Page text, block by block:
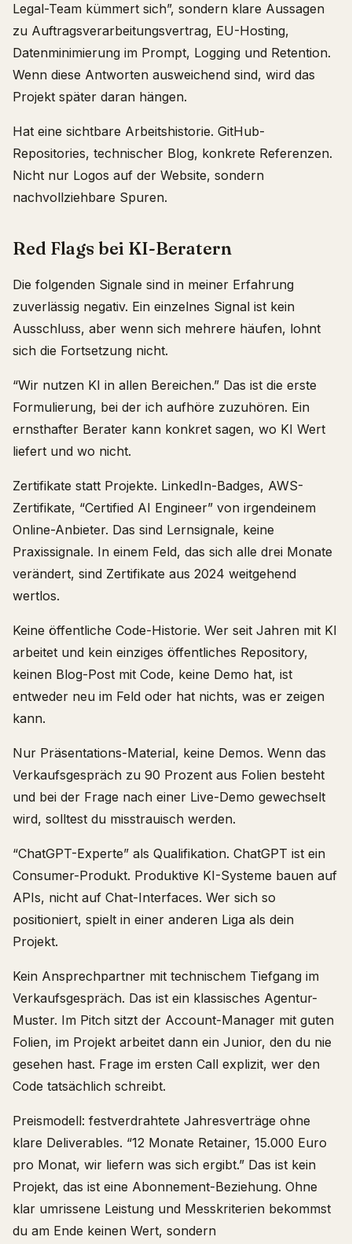
Legal-Team kümmert sich”, sondern klare Aussagen
zu Auftragsverarbeitungsvertrag, EU-Hosting,
Datenminimierung im Prompt, Logging und Retention.
Wenn diese Antworten ausweichend sind, wird das
Projekt später daran hängen.
Hat eine sichtbare Arbeitshistorie. GitHub-
Repositories, technischer Blog, konkrete Referenzen.
Nicht nur Logos auf der Website, sondern
nachvollziehbare Spuren.
Red Flags bei KI-Beratern
Die folgenden Signale sind in meiner Erfahrung
zuverlässig negativ. Ein einzelnes Signal ist kein
Ausschluss, aber wenn sich mehrere häufen, lohnt
sich die Fortsetzung nicht.
“Wir nutzen KI in allen Bereichen.” Das ist die erste
Formulierung, bei der ich aufhöre zuzuhören. Ein
ernsthafter Berater kann konkret sagen, wo KI Wert
liefert und wo nicht.
Zertifikate statt Projekte. LinkedIn-Badges, AWS-
Zertifikate, “Certified AI Engineer” von irgendeinem
Online-Anbieter. Das sind Lernsignale, keine
Praxissignale. In einem Feld, das sich alle drei Monate
verändert, sind Zertifikate aus 2024 weitgehend
wertlos.
Keine öffentliche Code-Historie. Wer seit Jahren mit KI
arbeitet und kein einziges öffentliches Repository,
keinen Blog-Post mit Code, keine Demo hat, ist
entweder neu im Feld oder hat nichts, was er zeigen
kann.
Nur Präsentations-Material, keine Demos. Wenn das
Verkaufsgespräch zu 90 Prozent aus Folien besteht
und bei der Frage nach einer Live-Demo gewechselt
wird, solltest du misstrauisch werden.
“ChatGPT-Experte” als Qualifikation. ChatGPT ist ein
Consumer-Produkt. Produktive KI-Systeme bauen auf
APIs, nicht auf Chat-Interfaces. Wer sich so
positioniert, spielt in einer anderen Liga als dein
Projekt.
Kein Ansprechpartner mit technischem Tiefgang im
Verkaufsgespräch. Das ist ein klassisches Agentur-
Muster. Im Pitch sitzt der Account-Manager mit guten
Folien, im Projekt arbeitet dann ein Junior, den du nie
gesehen hast. Frage im ersten Call explizit, wer den
Code tatsächlich schreibt.
Preismodell: festverdrahtete Jahresverträge ohne
klare Deliverables. “12 Monate Retainer, 15.000 Euro
pro Monat, wir liefern was sich ergibt.” Das ist kein
Projekt, das ist eine Abonnement-Beziehung. Ohne
klar umrissene Leistung und Messkriterien bekommst
du am Ende keinen Wert, sondern